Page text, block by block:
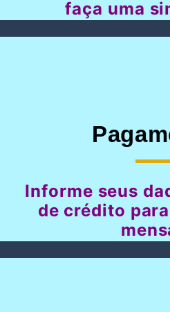
faça uma
Informe seus
de crédito